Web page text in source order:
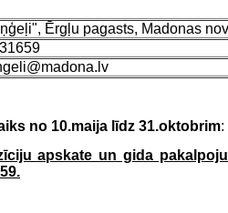
Ērgļu pagasts, Madonas
no 10.maija līdz 31.oktobrim:
apskate un gida